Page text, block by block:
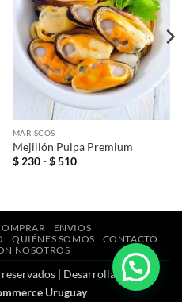
MARISCOS
Mejillón Pulpa Premium
$230 - $510Rango
hasta
$ 510
ENVIOS
QUIÉNES SOMOS
CONTACTO
NOSOTROS
| Desarrollado por
Uruguay